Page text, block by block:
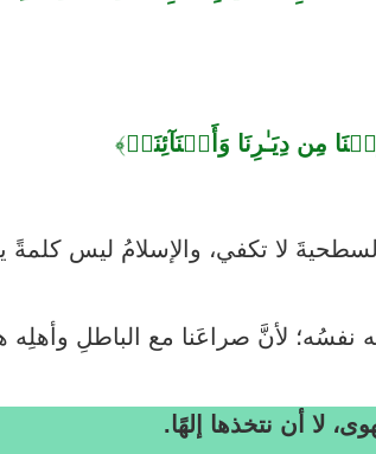
مِن دِيَـٰرِنَا وَأَبۡنَآئِنَاۖ﴾
لا تكفي، والإسلامُ ليس كلمةً
لأنَّ صراعَنا مع الباطلِ وأهلِه
لا أن نتخذها إلهًا.